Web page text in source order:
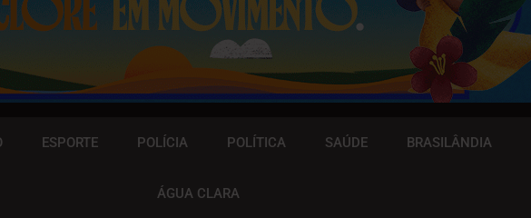
ESPORTE POLÍCIA POLÍTICA SAÚDE BRASILÂNDIA
ÁGUA CLARA